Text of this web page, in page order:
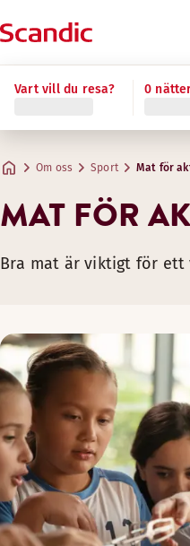
Vart vill du resa? 0
Om oss Sport Mat för
MAT FÖR
Bra mat är viktigt för ett